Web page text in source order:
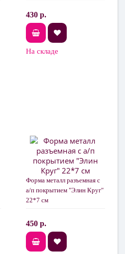
430 р.
На складе
Форма металл разъемная с
а/п покрытием "Элин Круг"
22*7 см
450 р.